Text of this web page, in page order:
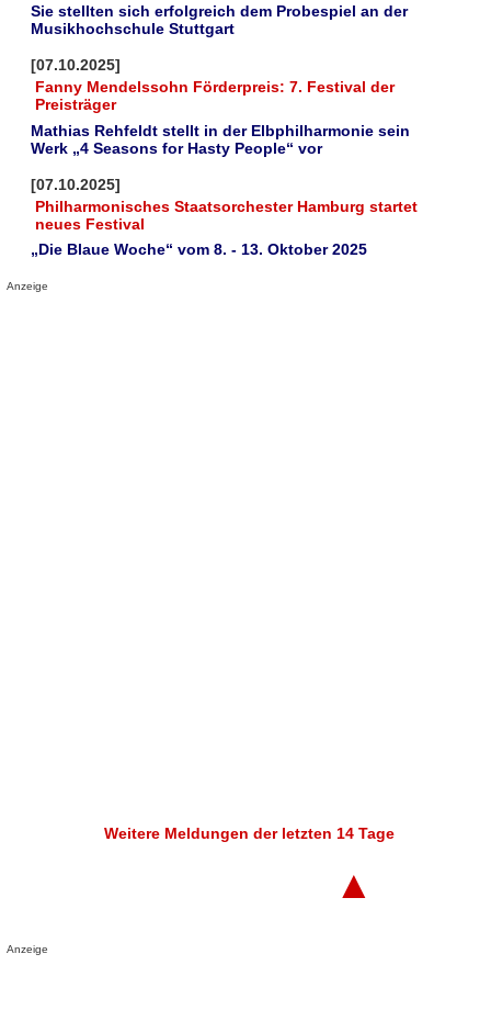
Sie stellten sich erfolgreich dem Probespiel an der
Musikhochschule Stuttgart
[07.10.2025]
Fanny Mendelssohn Förderpreis: 7. Festival der
Preisträger
Mathias Rehfeldt stellt in der Elbphilharmonie sein
Werk „4 Seasons for Hasty People“ vor
[07.10.2025]
Philharmonisches Staatsorchester Hamburg startet
neues Festival
„Die Blaue Woche“ vom 8. - 13. Oktober 2025
Anzeige
Weitere Meldungen der letzten 14 Tage
▲
Anzeige